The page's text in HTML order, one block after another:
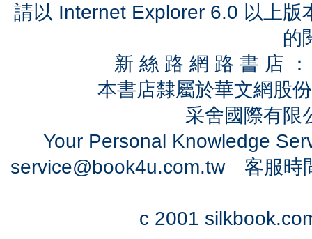
請以 Internet Explorer 6.0 以上
的
新 絲 路 網 路 書 店
本書店隸屬於華文網股
采舍國際有
Your Personal Knowledge
service@book4u.com.tw客服時
c 2001